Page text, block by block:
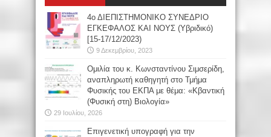
4ο ΔΙΕΠΙΣΤΗΜΟΝΙΚΟ ΣΥΝΕΔΡΙΟ
ΕΓΚΕΦΑΛΟΣ ΚΑΙ ΝΟΥΣ (Υβριδικό)
[15-17/12/2023)
9 Δεκεμβρίου, 2023
Oμιλία του κ. Κωνσταντίνου Σιμσερίδη,
αναπληρωτή καθηγητή στο Τμήμα
Φυσικής του ΕΚΠΑ με θέμα: «Κβαντική
(Φυσική στη) Βιολογία»
29 Ιουλίου, 2026
Επιγενετική υπογραφή για την